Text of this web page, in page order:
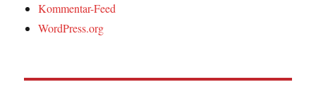
Kommentar-Feed
WordPress.org